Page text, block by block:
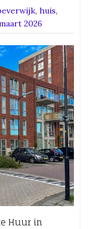
, huis,
2026
Huur in